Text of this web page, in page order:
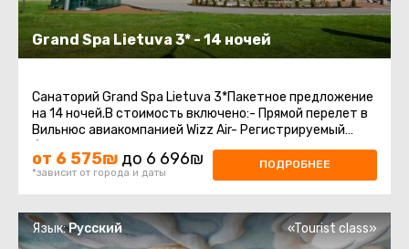
Grand Spa Lietuva 3* - 14 ночей
Санаторий Grand Spa Lietuva 3*Пакетное предложение
на 14 ночей.В стоимость включено:- Прямой перелет в
Вильнюс авиакомпанией Wizz Air- Регистрируемый
багаж 20 кг + ручная кладь- Бесплатная ...
от 6 575₪ до 6 696₪
*зависит от города и даты
ПОДРОБНЕЕ
Язык:Русский «Tourist class»